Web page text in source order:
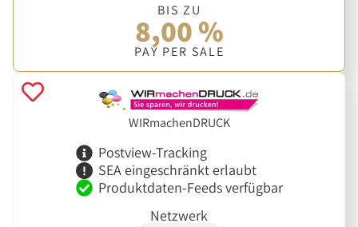
BIS ZU
8,00 %
PAY PER SALE
WIRmachenDRUCK
Postview-Tracking
SEA eingeschränkt erlaubt
Produktdaten-Feeds verfügbar
Netzwerk